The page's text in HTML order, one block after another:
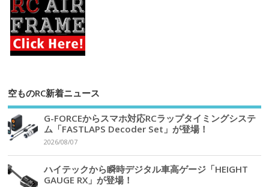
空ものRC新着ニュース
G-FORCEからスマホ対応RCラップタイミングシステ
ム「FASTLAPS Decoder Set」が登場！
2026/08/07
ハイテックから瞬時デジタル車高ゲージ「HEIGHT
GAUGE RX」が登場！